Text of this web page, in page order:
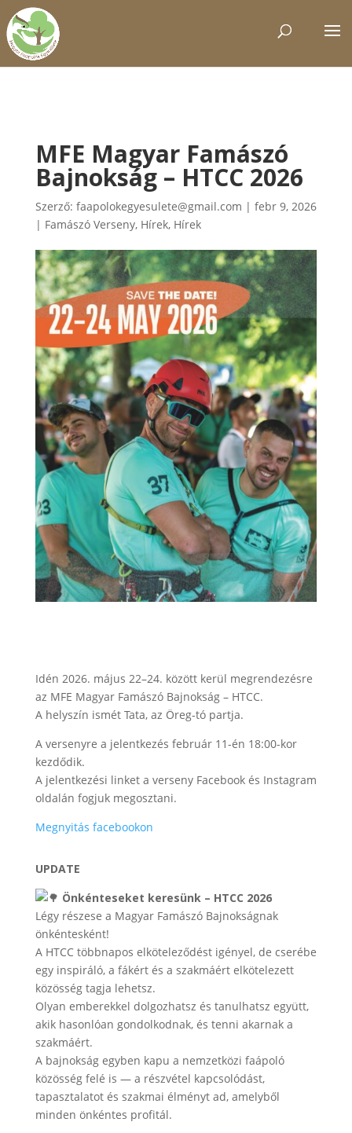
MFE Magyar Famászó
Bajnokság – HTCC 2026
Szerző: faapolokegyesulete@gmail.com | febr 9, 2026
| Famászó Verseny, Hírek, Hírek
Idén 2026. május 22–24. között kerül megrendezésre
az MFE Magyar Famászó Bajnokság – HTCC.
A helyszín ismét Tata, az Öreg-tó partja.
A versenyre a jelentkezés február 11-én 18:00-kor
kezdődik.
A jelentkezési linket a verseny Facebook és Instagram
oldalán fogjuk megosztani.
Megnyitás facebookon
UPDATE
Önkénteseket keresünk – HTCC 2026
Légy részese a Magyar Famászó Bajnokságnak
önkéntesként!
A HTCC többnapos elköteleződést igényel, de cserébe
egy inspiráló, a fákért és a szakmáért elkötelezett
közösség tagja lehetsz.
Olyan emberekkel dolgozhatsz és tanulhatsz együtt,
akik hasonlóan gondolkodnak, és tenni akarnak a
szakmáért.
A bajnokság egyben kapu a nemzetközi faápoló
közösség felé is — a részvétel kapcsolódást,
tapasztalatot és szakmai élményt ad, amelyből
minden önkéntes profitál.